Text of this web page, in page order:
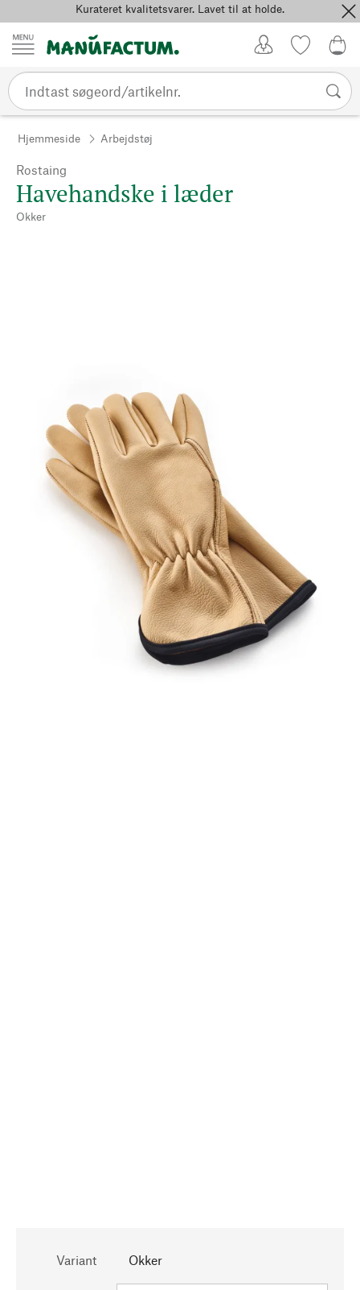
Spring til indholdKurateret kvalitetsvarer. Lavet til at holde.
Hjemmeside Arbejdstøj
Rostaing
Havehandske i læder
Okker
Variant Okker